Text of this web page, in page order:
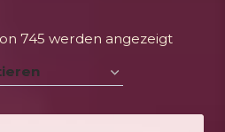
745 werden angezeigtNach